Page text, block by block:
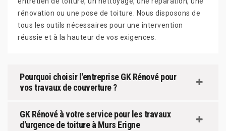
rénovation ou une pose de toiture. Nous disposons de
tous les outils nécessaires pour une intervention
réussie et à la hauteur de vos exigences.
Pourquoi choisir l'entreprise GK Rénové pour
vos travaux de couverture ?
GK Rénové à votre service pour les travaux
d'urgence de toiture à Murs Erigne